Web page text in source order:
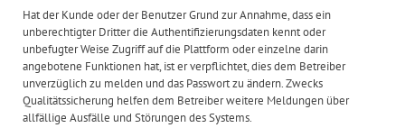
Hat der Kunde oder der Benutzer Grund zur Annahme, dass ein
unberechtigter Dritter die Authentifizierungsdaten kennt oder
unbefugter Weise Zugriff auf die Plattform oder einzelne darin
angebotene Funktionen hat, ist er verpflichtet, dies dem Betreiber
unverzüglich zu melden und das Passwort zu ändern. Zwecks
Qualitätssicherung helfen dem Betreiber weitere Meldungen über
allfällige Ausfälle und Störungen des Systems.